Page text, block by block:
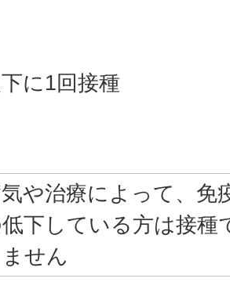
に1回接種
や治療によって、免
下している方は接種
せん